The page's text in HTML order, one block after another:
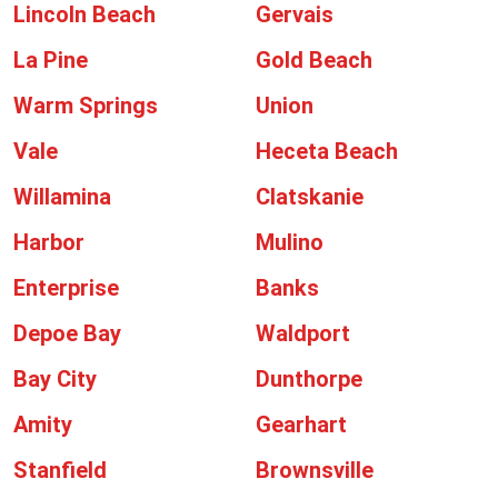
Lincoln Beach
Gervais
La Pine
Gold Beach
Warm Springs
Union
Vale
Heceta Beach
Willamina
Clatskanie
Harbor
Mulino
Enterprise
Banks
Depoe Bay
Waldport
Bay City
Dunthorpe
Amity
Gearhart
Stanfield
Brownsville